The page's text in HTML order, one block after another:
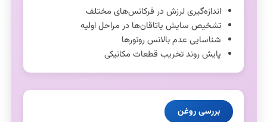
اندازه‌گیری لرزش در فرکانس‌های مختلف
تشخیص سایش یاتاقان‌ها در مراحل اولیه
شناسایی عدم بالانس روتورها
پایش روند تخریب قطعات مکانیکی
بررسی روغن